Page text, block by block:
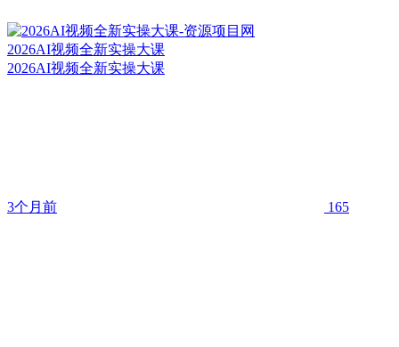
2026AI视频全新实操大课
2026AI视频全新实操大课
3个月前 165